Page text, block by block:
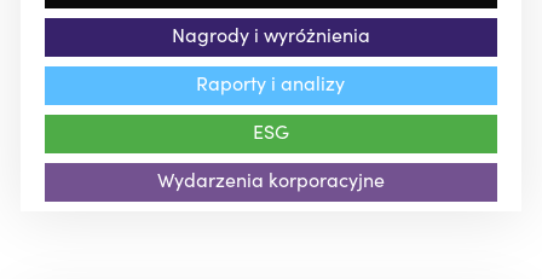
Nagrody i wyróżnienia
Raporty i analizy
ESG
Wydarzenia korporacyjne